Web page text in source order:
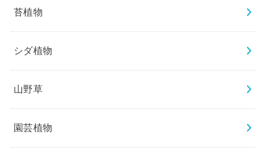
苔植物
シダ植物
山野草
園芸植物